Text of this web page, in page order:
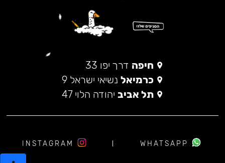
חיפה דרך יפו 33
כרמיאל נשיאי ישראל 9
תל אביב יהודה הלוי 47
WHATSAPP
INSTAGRAM